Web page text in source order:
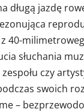
długą jazdę
40-
słuchania
czy
swoich
–